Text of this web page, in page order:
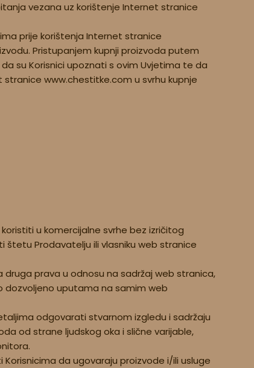
vezana uz korištenje Internet stranice
prije korištenja Internet stranice
Pristupanjem kupnji proizvoda putem
su Korisnici upoznati s ovim Uvjetima te da
stranice www.chestitke.com u svrhu kupnje
u komercijalne svrhe bez izričitog
štetu Prodavatelju ili vlasniku web stranice
druga prava u odnosu na sadržaj web stranica,
dozvoljeno uputama na samim web
odgovarati stvarnom izgledu i sadržaju
od strane ljudskog oka i slične varijable,
da ugovaraju proizvode i/ili usluge